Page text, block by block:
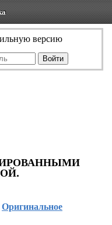
версию
Оригинальное